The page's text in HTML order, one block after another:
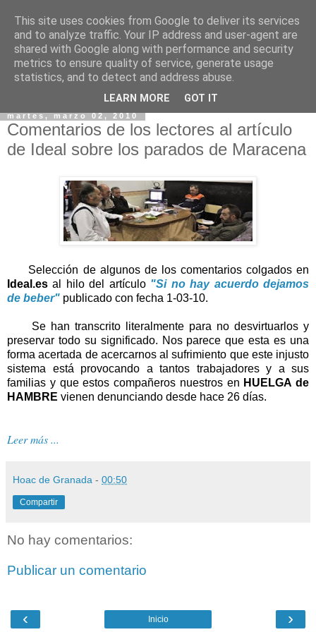
martes, marzo 02, 2010
Comentarios de los lectores al artículo
de Ideal sobre los parados de Maracena
Selección de algunos de los comentarios colgados en
Ideal.esal hilo del artículo "Si no hay acuerdo dejamos
de beber" publicado con fecha 1-03-10.
Se han transcrito literalmente para no desvirtuarlos y
preservar todo su significado. Nos parece que esta es una
forma acertada de acercarnos al sufrimiento que este injusto
sistema está provocando a tantos trabajadores y a sus
familias y que estos compañeros nuestros en HUELGA de
HAMBRE vienen denunciando desde hace 26 días.
Leer más ...
Hoac de Granada - 00:50
Compartir
No hay comentarios:
Publicar un comentario
‹ ›
Inicio
This site uses cookies from Google to deliver its services
and to analyze traffic. Your IP address and user-agent are
shared with Google along with performance and security
metrics to ensure quality of service, generate usage
statistics, and to detect and address abuse.
LEARN MORE GOT IT